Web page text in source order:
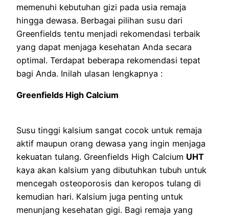
memenuhi kebutuhan gizi pada usia remaja
hingga dewasa. Berbagai pilihan susu dari
Greenfields tentu menjadi rekomendasi terbaik
yang dapat menjaga kesehatan Anda secara
optimal. Terdapat beberapa rekomendasi tepat
bagi Anda. Inilah ulasan lengkapnya :
Greenfields High Calcium
Susu tinggi kalsium sangat cocok untuk remaja
aktif maupun orang dewasa yang ingin menjaga
kekuatan tulang. Greenfields High Calcium UHT
kaya akan kalsium yang dibutuhkan tubuh untuk
mencegah osteoporosis dan keropos tulang di
kemudian hari. Kalsium juga penting untuk
menunjang kesehatan gigi. Bagi remaja yang